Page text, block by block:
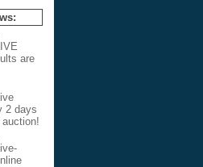
are
2 days